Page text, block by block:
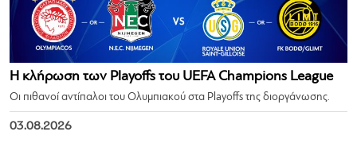
Η κλήρωση των Playoffs του UEFA Champions League
Οι πιθανοί αντίπαλοι του Ολυμπιακού στα Playoffs της διοργάνωσης.
03.08.2026